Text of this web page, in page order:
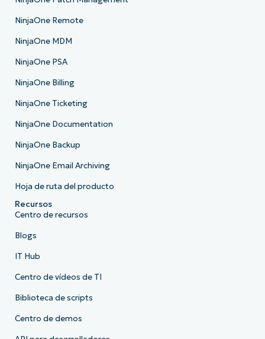
NinjaOne Remote
NinjaOne MDM
NinjaOne PSA
NinjaOne Billing
NinjaOne Ticketing
NinjaOne Documentation
NinjaOne Backup
NinjaOne Email Archiving
Hoja de ruta del producto
Recursos
Centro de recursos
Blogs
IT Hub
Centro de vídeos de TI
Biblioteca de scripts
Centro de demos